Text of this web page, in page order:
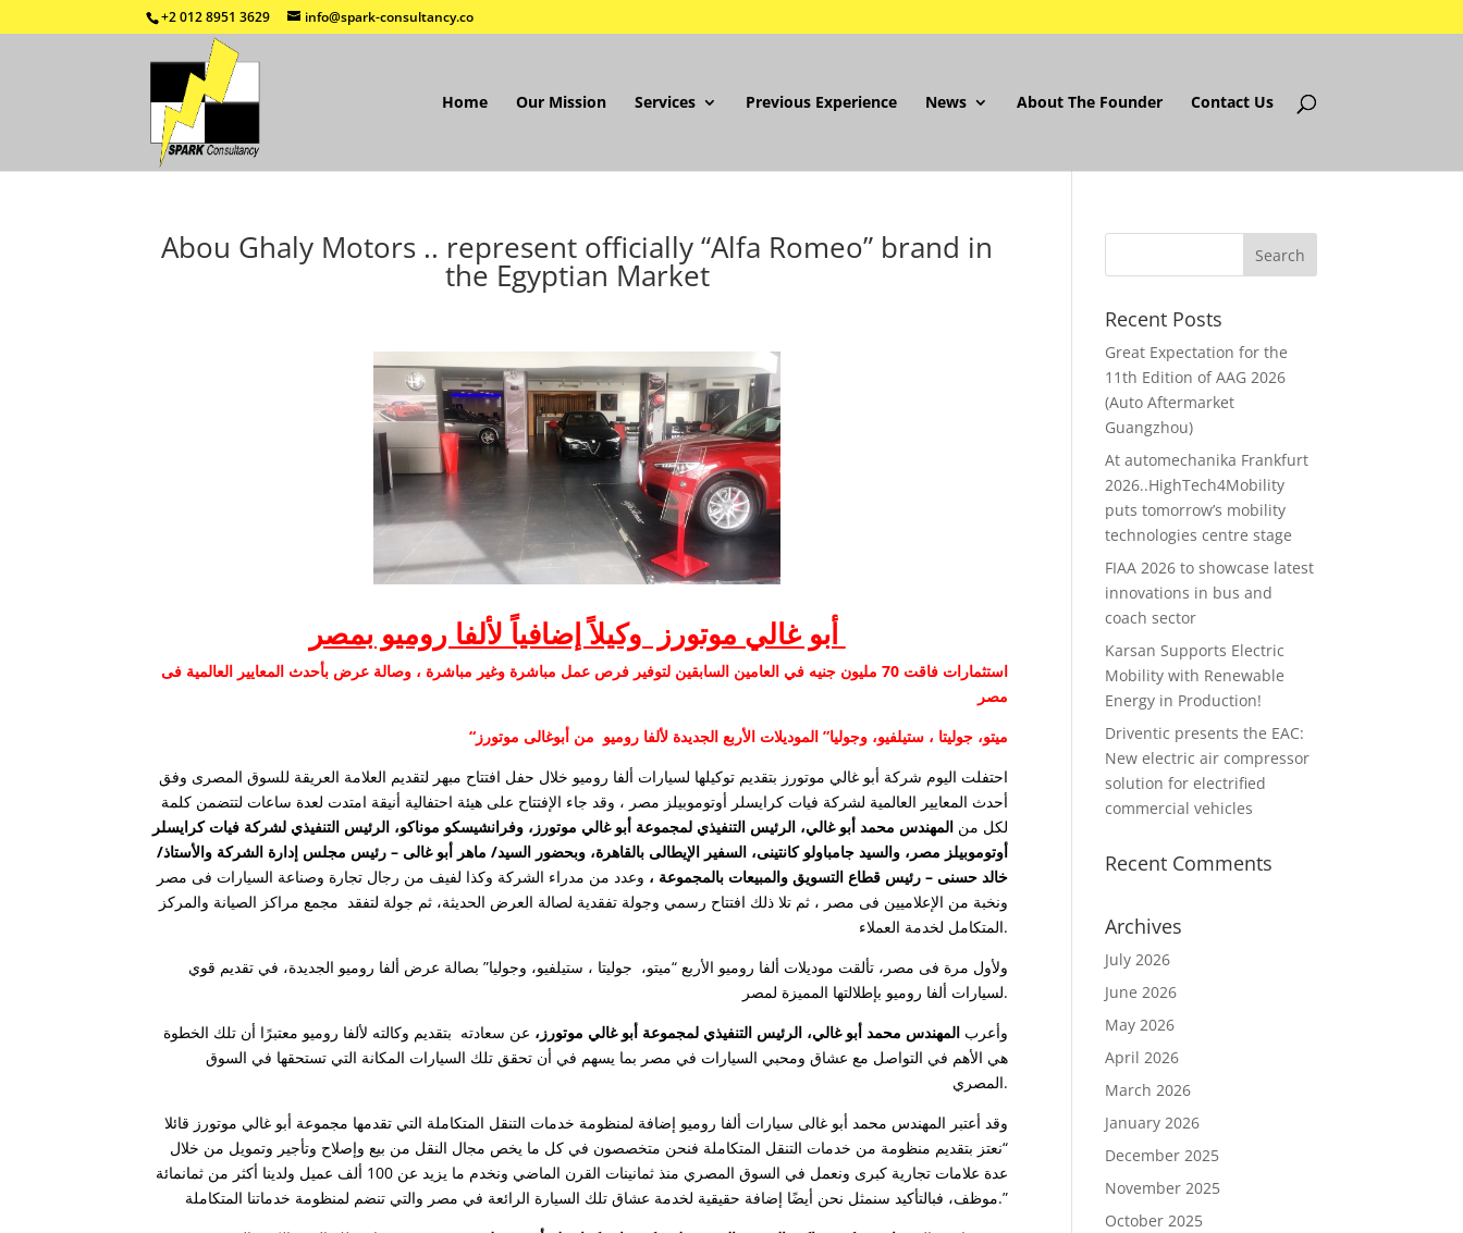
+2 012 8951 3629 info@spark-consultancy.co
Home Our Mission Services Previous Experience News About The Founder Contact Us
Abou Ghaly Motors .. represent officially “Alfa Romeo” brand in
the Egyptian Market
أبو غالي موتورز وكيلاً إضافياً لألفا روميو بمصر
استثمارات فاقت 70 مليون جنيه في العامين السابقين لتوفير فرص عمل مباشرة وغير مباشرة ، وصالة عرض بأحدث المعايير العالمية فى
مصر
“ميتو، جوليتا ، ستيلفيو، وجوليا” الموديلات الأربع الجديدة لألفا روميو من أبوغالى موتورز
احتفلت اليوم شركة أبو غالي موتورز بتقديم توكيلها لسيارات ألفا روميو خلال حفل افتتاح مبهر لتقديم العلامة العريقة للسوق المصرى وفق
أحدث المعايير العالمية لشركة فيات كرايسلر أوتوموبيلز مصر ، وقد جاء الإفتتاح على هيئة احتفالية أنيقة امتدت لعدة ساعات لتتضمن كلمة
لكل من المهندس محمد أبو غالي، الرئيس التنفيذي لمجموعة أبو غالي موتورز، وفرانشيسكو موناكو، الرئيس التنفيذي لشركة فيات كرايسلر
أوتوموبيلز مصر، والسيد جامباولو كانتينى، السفير الإيطالى بالقاهرة، وبحضور السيد/ ماهر أبو غالى – رئيس مجلس إدارة الشركة والأستاذ/
خالد حسنى – رئيس قطاع التسويق والمبيعات بالمجموعة ، وعدد من مدراء الشركة وكذا لفيف من رجال تجارة وصناعة السيارات فى مصر
ونخبة من الإعلاميين فى مصر ، ثم تلا ذلك افتتاح رسمي وجولة تفقدية لصالة العرض الحديثة، ثم جولة لتفقد مجمع مراكز الصيانة والمركز
المتكامل لخدمة العملاء.
ولأول مرة فى مصر، تألقت موديلات ألفا روميو الأربع “ميتو، جوليتا ، ستيلفيو، وجوليا” بصالة عرض ألفا روميو الجديدة، في تقديم قوي
لسيارات ألفا روميو بإطلالتها المميزة لمصر.
وأعرب المهندس محمد أبو غالي، الرئيس التنفيذي لمجموعة أبو غالي موتورز، عن سعادته بتقديم وكالته لألفا روميو معتبرًا أن تلك الخطوة
هي الأهم في التواصل مع عشاق ومحبي السيارات في مصر بما يسهم في أن تحقق تلك السيارات المكانة التي تستحقها في السوق
المصري.
وقد أعتبر المهندس محمد أبو غالى سيارات ألفا روميو إضافة لمنظومة خدمات التنقل المتكاملة التي تقدمها مجموعة أبو غالي موتورز قائلا
“نعتز بتقديم منظومة من خدمات التنقل المتكاملة فنحن متخصصون في كل ما يخص مجال النقل من بيع وإصلاح وتأجير وتمويل من خلال
عدة علامات تجارية كبرى ونعمل في السوق المصري منذ ثمانينات القرن الماضي ونخدم ما يزيد عن 100 ألف عميل ولدينا أكثر من ثمانمائة
موظف، فبالتأكيد سنمثل نحن أيضًا إضافة حقيقية لخدمة عشاق تلك السيارة الرائعة في مصر والتي تنضم لمنظومة خدماتنا المتكاملة.”
Recent Posts
Great Expectation for the
11th Edition of AAG 2026
(Auto Aftermarket
Guangzhou)
At automechanika Frankfurt
2026..HighTech4Mobility
puts tomorrow’s mobility
technologies centre stage
FIAA 2026 to showcase latest
innovations in bus and
coach sector
Karsan Supports Electric
Mobility with Renewable
Energy in Production!
Driventic presents the EAC:
New electric air compressor
solution for electrified
commercial vehicles
Recent Comments
Archives
July 2026
June 2026
May 2026
April 2026
March 2026
January 2026
December 2025
November 2025
October 2025